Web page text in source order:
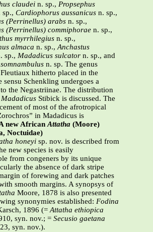
claudei n. sp., Propsephus
sp., Cardiophorus aussanicus n. sp.,
(Perrinellus) arabs n. sp.,
(Perrinellus) commiphorae n. sp.,
myrrhilegius n. sp.,
almaca n. sp.,Anchastus
sp., Madadicus sulcator n. sp., and
n. sp. The genus
Fleutiaux hitherto placed in the
sensu Schenkling undergoes a
the Negastriinae. The distribution
Madadicus Stibick is discussed. The
of most of the afrotropical
in Madadicus is
new AfricanAttatha (Moore)
Noctuidae)
honeyi sp. nov. is described from
new species is easily
from congeners by its unique
the absence of dark stripe
of forewing and dark patches
smooth margins. A synopsys of
Moore, 1878 is also presented
synonymies established: Fodina
1896 (=Attatha ethiopica
syn. nov.; = Secusio gaetana
syn. nov.).